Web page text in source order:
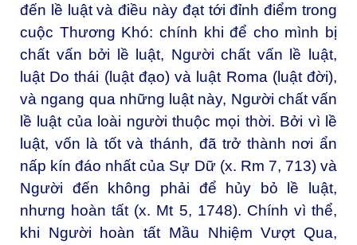
đến lề luật và điều này đạt tới đỉnh điểm trong
cuộc Thương Khó: chính khi để cho mình bị
chất vấn bởi lề luật, Người chất vấn lề luật,
luật Do thái (luật đạo) và luật Roma (luật đời),
và ngang qua những luật này, Người chất vấn
lề luật của loài người thuộc mọi thời. Bởi vì lề
luật, vốn là tốt và thánh, đã trở thành nơi ẩn
nấp kín đáo nhất của Sự Dữ (x. Rm 7, 713) và
Người đến không phải để hủy bỏ lề luật,
nhưng hoàn tất (x. Mt 5, 1748). Chính vì thể,
khi Người hoàn tất Mầu Nhiệm Vượt Qua,